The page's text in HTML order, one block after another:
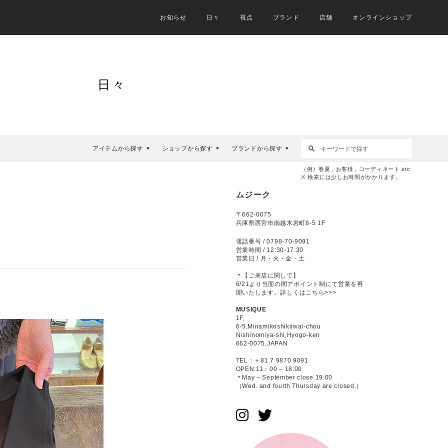
お知らせ 日々 視点 ブランド 店舗 オンラインショップ
日々
アイテムから探す ショップから探す ブランドから探す
（例）春夏 , お客様 , コーディネート etc
※ 検索には少しお時間がかかります。
ムジーク
〒662-0075
兵庫県西宮市南越木岩町6-5 1F
電話番号 / 0798-70-9091
営業時間 / 12:30-17:30
営業日 / 月・火・金・土
＊【ご来店に関して】
6/21より当面の間アポイント制にて営業を再
開いたします。詳しくはこちら>>>
MUSIQUE
1F,
6-5,Minamikoshikiiwai-chou
Nishinomiya-shi,Hyogo-ken
662-0075,JAPAN
TEL：＋81 7 9870 9091
OPEN:11：00 – 18:00
＊May – September close 19:00
（Wed. and fourth Thursday are closed.）